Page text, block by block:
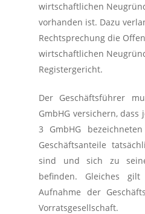
wirtschaftlichen
vorhanden ist. Dazu
Rechtsprechung die
wirtschaftlichen
Registergericht.
Der Geschäftsführer
GmbHG versichern,
3 GmbHG
Geschäftsanteile
sind und sich zu
befinden. Gleiches
Aufnahme der
Vorratsgesellschaft.